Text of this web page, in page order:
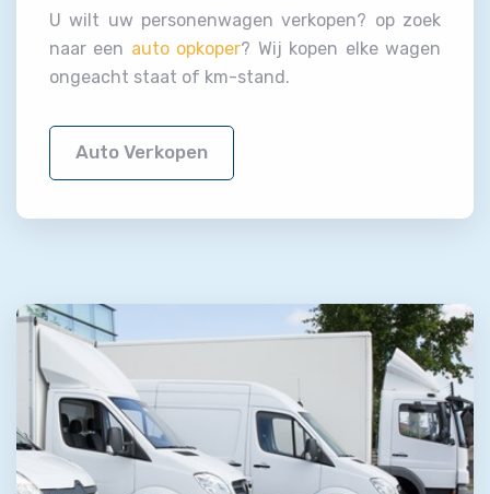
U wilt uw personenwagen verkopen? op zoek
naar een auto opkoper? Wij kopen elke wagen
ongeacht staat of km-stand.
Auto Verkopen